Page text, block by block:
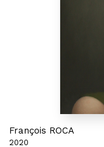
François ROCA
2020